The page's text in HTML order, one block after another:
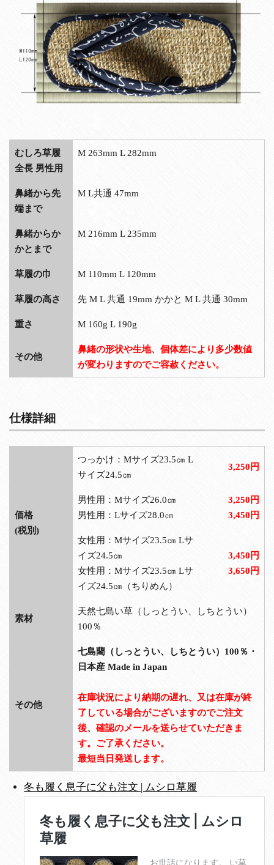
むしろ草履
全長 男性用
M 263mm L 282mm
鼻緒から先
端まで
M L共通 47mm
鼻緒からか
かとまで
M 216mm L 235mm
草履の巾 M 110mm L 120mm
草履の高さ 先 M L 共通 19mm かかと M L 共通 30mm
重さ M 160g L 190g
その他
鼻緒の形状や生地、個体差により多少数値
が変わりますのでご容赦ください。
仕様詳細
価格
(税別)
つっかけ：Mサイズ23.5㎝ L
サイズ24.5㎝
3,250円
男性用：Mサイズ26.0㎝
男性用：Lサイズ28.0㎝
3,250円
3,450円
女性用：Mサイズ23.5㎝ Lサ
イズ24.5㎝
女性用：Mサイズ23.5㎝ Lサ
イズ24.5㎝（ちりめん）
3,450円
3,650円
素材
天然七島い草（しっとうい、しちとうい）
100％
その他
七島藺（しっとうい、しちとうい）100％・
日本産 Made in Japan
在庫状況により納期の遅れ、又は在庫が終
了している場合がございますのでご注文
後、確認のメールを送らせていただきま
す。ご了承ください。
最短当日発送します。
冬も履く息子に父も注文 | ムシロ草履